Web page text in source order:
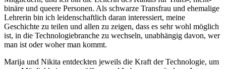
binäre und queere Personen. Als schwarze Transfrau und ehemalige
Lehrerin bin ich leidenschaftlich daran interessiert, meine
Geschichte zu teilen und allen zu zeigen, dass es sehr wohl möglich
ist, in die Technologiebranche zu wechseln, unabhängig davon, wer
man ist oder woher man kommt.
Marija und Nikita entdeckten jeweils die Kraft der Technologie, um